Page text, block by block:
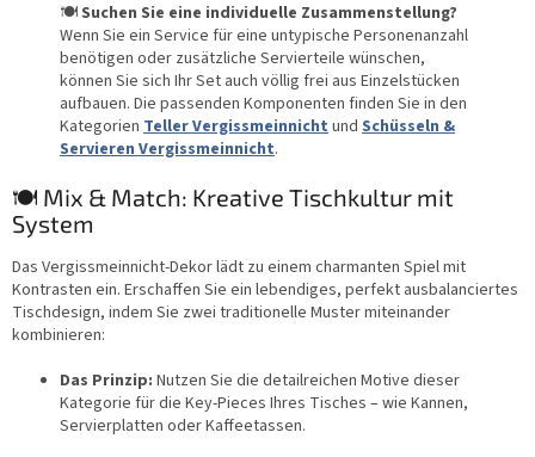
🍽️Suchen Sie eine individuelle Zusammenstellung?
Wenn Sie ein Service für eine untypische Personenanzahl
benötigen oder zusätzliche Servierteile wünschen,
können Sie sich Ihr Set auch völlig frei aus Einzelstücken
aufbauen. Die passenden Komponenten finden Sie in den
Kategorien Teller Vergissmeinnichtund Schüsseln &
Servieren Vergissmeinnicht.
🍽️ Mix & Match: Kreative Tischkultur mit
System
Das Vergissmeinnicht-Dekor lädt zu einem charmanten Spiel mit
Kontrasten ein. Erschaffen Sie ein lebendiges, perfekt ausbalanciertes
Tischdesign, indem Sie zwei traditionelle Muster miteinander
kombinieren:
Das Prinzip: Nutzen Sie die detailreichen Motive dieser
Kategorie für die Key-Pieces Ihres Tisches – wie Kannen,
Servierplatten oder Kaffeetassen.